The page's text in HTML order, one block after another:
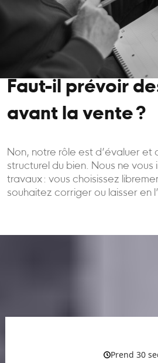
Faut-il prévoir
avant la vente ?
Non, notre rôle est d’évaluer et
structurel du bien. Nous ne vous
travaux : vous choisissez
souhaitez corriger ou laisser en